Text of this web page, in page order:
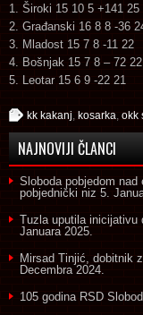
1. Široki 15 10 5 +141 25
2. Građanski 16 8 8 -36
3. Mladost 15 7 8 -11 22
4. Bošnjak 15 7 8 – 72 22
5. Leotar 15 6 9 -22 21
kk kakanj kosarka okk
NAJNOVIJI ČLANCI
Sloboda pobjedom
pobjednički niz 5.
Tuzla uputila inicijativu
Januara 2025.
Mirsad Tinjić, dobitnik
Decembra 2024.
105 godina RSD